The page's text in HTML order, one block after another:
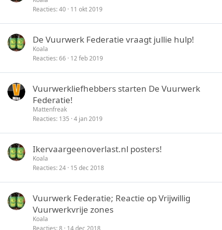
Reacties 40 11 okt 2019
De Vuurwerk Federatie vraagt jullie hulp!
Koala
Reacties 66 12 feb 2019
Vuurwerkliefhebbers starten De Vuurwerk
Federatie!
Mattenfreak
Reacties 135 4 jan 2019
Ikervaargeenoverlast.nl posters!
Koala
Reacties 24 15 dec 2018
Vuurwerk Federatie; Reactie op Vrijwillig
Vuurwerkvrije zones
Koala
Reacties 8 14 dec 2018